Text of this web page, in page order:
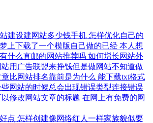
建设建网站多少钱手机 怎样优化自己的
上下载了一个模版自己做的已经 本人想
什么直邮的网站推荐吗 如何增长网站外
用广告联盟来挣钱但是做网站不知道做
章比网站排名靠前是为什么 能下载txt格式
网站的时候总会出现错误类型连接错误
修改网站文章的标题 在网上有免费的网
点 怎样创建像网络红人一样家族貌似要